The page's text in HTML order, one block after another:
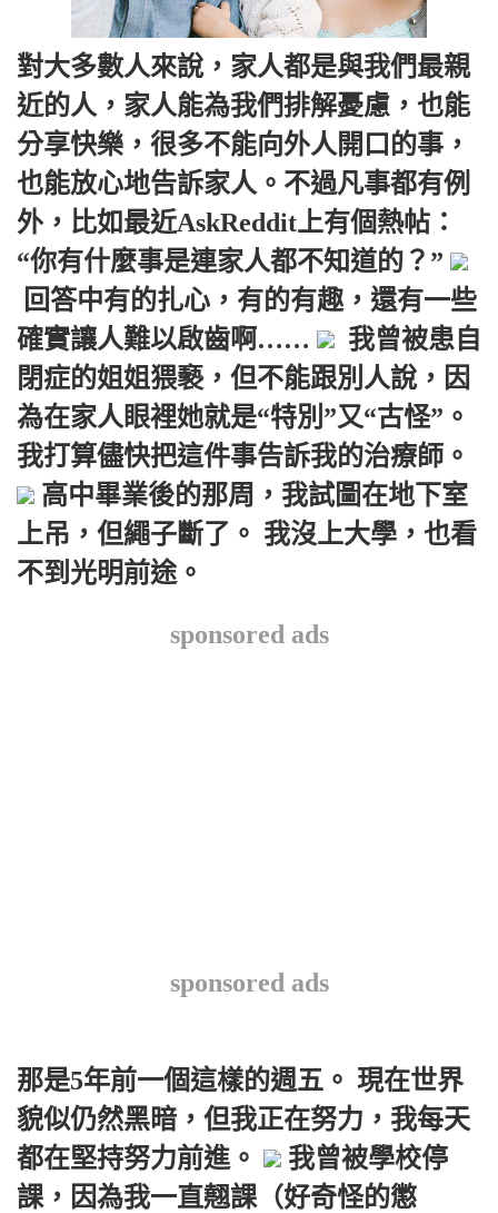
對大多數人來說，家人都是與我們最親
近的人，家人能為我們排解憂慮，也能
分享快樂，很多不能向外人開口的事，
也能放心地告訴家人。不過凡事都有例
外，比如最近AskReddit上有個熱帖：
“你有什麼事是連家人都不知道的？”
回答中有的扎心，有的有趣，還有一些
確實讓人難以啟齒啊……
我曾被患自
閉症的姐姐猥褻，但不能跟別人說，因
為在家人眼裡她就是“特別”又“古怪”。
我打算儘快把這件事告訴我的治療師。
高中畢業後的那周，我試圖在地下室
上吊，但繩子斷了。 我沒上大學，也看
不到光明前途。
sponsored ads
sponsored ads
那是5年前一個這樣的週五。 現在世界
貌似仍然黑暗，但我正在努力，我每天
都在堅持努力前進。
我曾被學校停
課，因為我一直翹課（好奇怪的懲